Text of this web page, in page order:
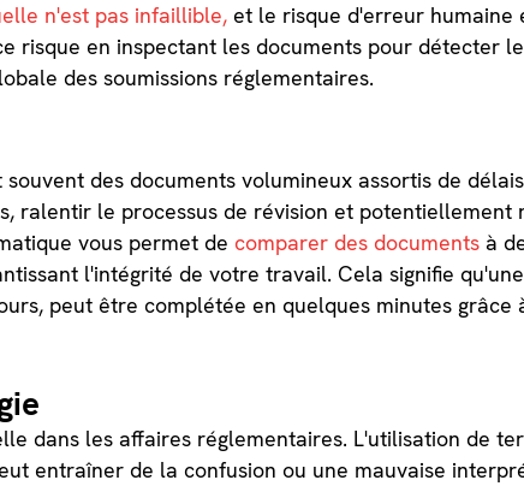
n'est pas infaillible, et le risque d'erreur humaine
risque en inspectant les documents pour détecter
des soumissions réglementaires.
des documents volumineux assortis de
ralentir le processus de révision et
vous permet de comparer des documents à
l'intégrité de votre travail. Cela signifie
peut être complétée en quelques minutes grâce
dans les affaires réglementaires. L'utilisation de
entraîner de la confusion ou une mauvaise